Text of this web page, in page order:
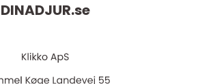
DINADJUR.se